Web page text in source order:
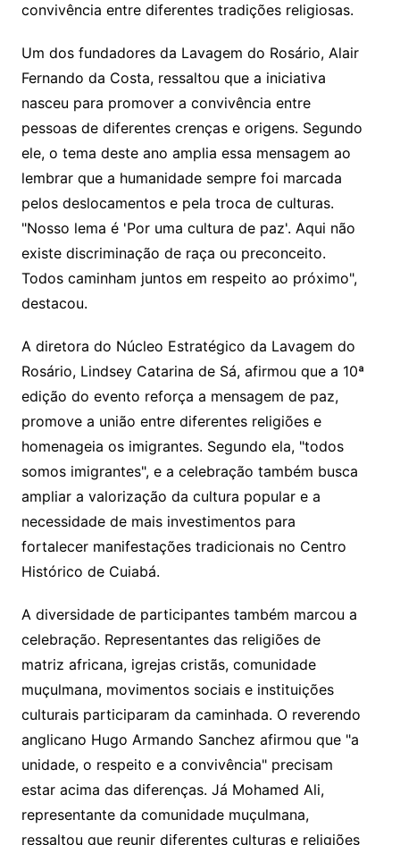
convivência entre diferentes tradições religiosas.
Um dos fundadores da Lavagem do Rosário, Alair
Fernando da Costa, ressaltou que a iniciativa
nasceu para promover a convivência entre
pessoas de diferentes crenças e origens. Segundo
ele, o tema deste ano amplia essa mensagem ao
lembrar que a humanidade sempre foi marcada
pelos deslocamentos e pela troca de culturas.
"Nosso lema é 'Por uma cultura de paz'. Aqui não
existe discriminação de raça ou preconceito.
Todos caminham juntos em respeito ao próximo",
destacou.
A diretora do Núcleo Estratégico da Lavagem do
Rosário, Lindsey Catarina de Sá, afirmou que a 10ª
edição do evento reforça a mensagem de paz,
promove a união entre diferentes religiões e
homenageia os imigrantes. Segundo ela, "todos
somos imigrantes", e a celebração também busca
ampliar a valorização da cultura popular e a
necessidade de mais investimentos para
fortalecer manifestações tradicionais no Centro
Histórico de Cuiabá.
A diversidade de participantes também marcou a
celebração. Representantes das religiões de
matriz africana, igrejas cristãs, comunidade
muçulmana, movimentos sociais e instituições
culturais participaram da caminhada. O reverendo
anglicano Hugo Armando Sanchez afirmou que "a
unidade, o respeito e a convivência" precisam
estar acima das diferenças. Já Mohamed Ali,
representante da comunidade muçulmana,
ressaltou que reunir diferentes culturas e religiões